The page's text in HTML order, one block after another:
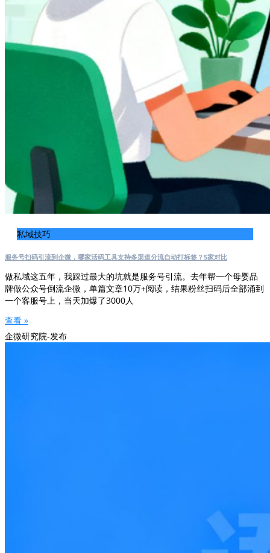
私域技巧
服务号扫码引流到企微，哪家活码工具支持多渠道分流自动打标签？5家对比
做私域这五年，我踩过最大的坑就是服务号引流。去年帮一个母婴品
牌做公众号倒流企微，单篇文章10万+阅读，结果粉丝扫码后全部涌到
一个客服号上，当天加爆了3000人
查看 »
企微研究院-发布